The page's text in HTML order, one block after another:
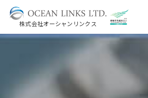
株式会社オーシャンリンクス